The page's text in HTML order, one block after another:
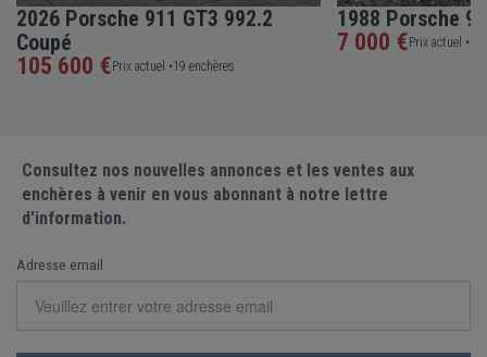
2026 Porsche 911 GT3 992.2
Coupé
105 600 €Prix actuel •19 enchères
1988 Porsche
7 000 €Prix actuel •
Consultez nos nouvelles annonces et les ventes aux
enchères à venir en vous abonnant à notre lettre
d'information.
Adresse email